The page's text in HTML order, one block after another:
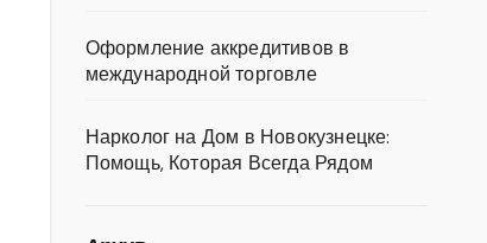
Оформление аккредитивов в
международной торговле
Нарколог на Дом в Новокузнецке:
Помощь, Которая Всегда Рядом